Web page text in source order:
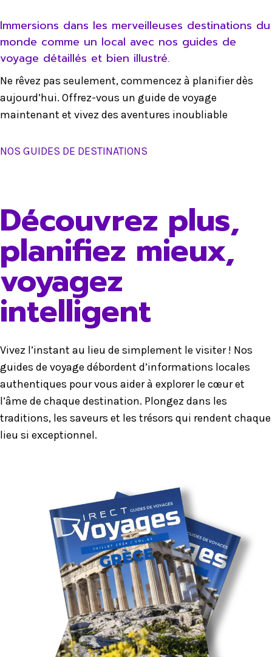
Immersions dans les merveilleuses destinations du
monde comme un local avec nos guides de
voyage détaillés et bien illustré.
Ne rêvez pas seulement, commencez à planifier dès
aujourd’hui. Offrez-vous un guide de voyage
maintenant et vivez des aventures inoubliable
NOS GUIDES DE DESTINATIONS
Découvrez plus,
planifiez mieux,
voyagez
intelligent
Vivez l’instant au lieu de simplement le visiter ! Nos
guides de voyage débordent d’informations locales
authentiques pour vous aider à explorer le cœur et
l’âme de chaque destination. Plongez dans les
traditions, les saveurs et les trésors qui rendent chaque
lieu si exceptionnel.